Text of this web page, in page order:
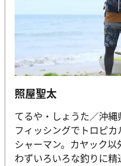
照屋聖太
てるや・しょうた／沖
フィッシングでトロピ
シャーマン。カヤック
わずいろいろな釣りに精